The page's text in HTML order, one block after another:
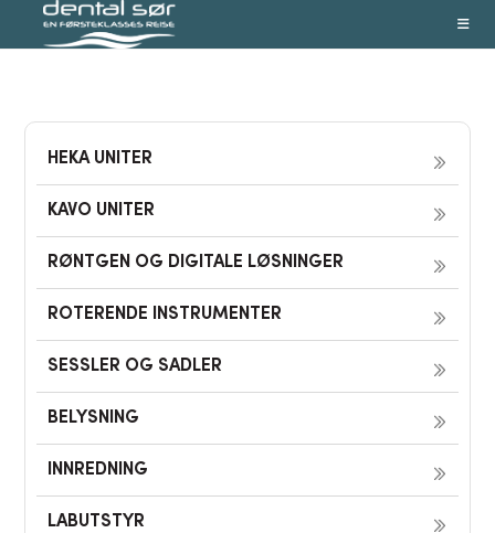
HEKA UNITER
KAVO UNITER
RØNTGEN OG DIGITALE LØSNINGER
ROTERENDE INSTRUMENTER
SESSLER OG SADLER
BELYSNING
INNREDNING
LABUTSTYR